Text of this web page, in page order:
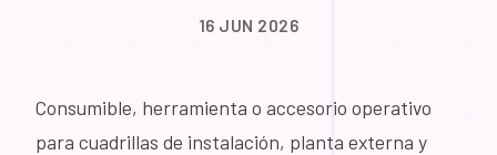
16 JUN 2026
Consumible, herramienta o accesorio operativo
para cuadrillas de instalación, planta externa y